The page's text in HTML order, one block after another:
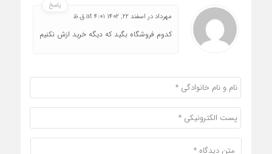
مهرداددر اسفند 22, 1402 at 4:01 ق.ظ
کدوم فروشگاه بگید که دیگه خرید ازش نکنیم
پاسخ